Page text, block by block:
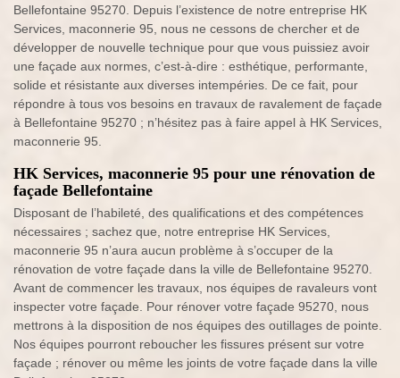
Bellefontaine 95270. Depuis l’existence de notre entreprise HK
Services, maconnerie 95, nous ne cessons de chercher et de
développer de nouvelle technique pour que vous puissiez avoir
une façade aux normes, c’est-à-dire : esthétique, performante,
solide et résistante aux diverses intempéries. De ce fait, pour
répondre à tous vos besoins en travaux de ravalement de façade
à Bellefontaine 95270 ; n’hésitez pas à faire appel à HK Services,
maconnerie 95.
HK Services, maconnerie 95 pour une rénovation de
façade Bellefontaine
Disposant de l’habileté, des qualifications et des compétences
nécessaires ; sachez que, notre entreprise HK Services,
maconnerie 95 n’aura aucun problème à s’occuper de la
rénovation de votre façade dans la ville de Bellefontaine 95270.
Avant de commencer les travaux, nos équipes de ravaleurs vont
inspecter votre façade. Pour rénover votre façade 95270, nous
mettrons à la disposition de nos équipes des outillages de pointe.
Nos équipes pourront reboucher les fissures présent sur votre
façade ; rénover ou même les joints de votre façade dans la ville